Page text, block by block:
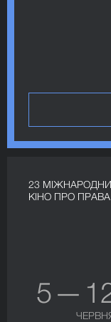
23
КІНО ПРО
5 —